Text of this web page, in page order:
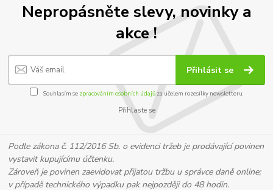
Nepropásněte slevy, novinky a
akce !
Přihlásit se
Souhlasím se zpracováním osobních údajůza účelem rozesílky newsletteru.
Přihlaste se
Podle zákona č. 112/2016 Sb. o evidenci tržeb je prodávající povinen
vystavit kupujícímu účtenku.
Zároveň je povinen zaevidovat přijatou tržbu u správce daně online;
v případě technického výpadku pak nejpozději do 48 hodin.